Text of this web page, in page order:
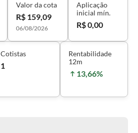
Valor da cota
R$ 159,09
06/08/2026
Aplicação
inicial mín.
R$ 0,00
Cotistas
1
Rentabilidade
12m
13,66%